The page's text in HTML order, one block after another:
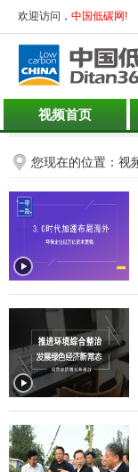
欢迎访问， 中国低碳网!
视频首页
您现在的位置： 视
" title="3.0时代加速布局
一带一路 环保企业迎万亿
资本蛋糕">
" title="李干杰：推进环境
综合整治 发展绿色经济新
常态">
" title="李干杰：我们打的
是一场改善环境质量的攻
坚战">